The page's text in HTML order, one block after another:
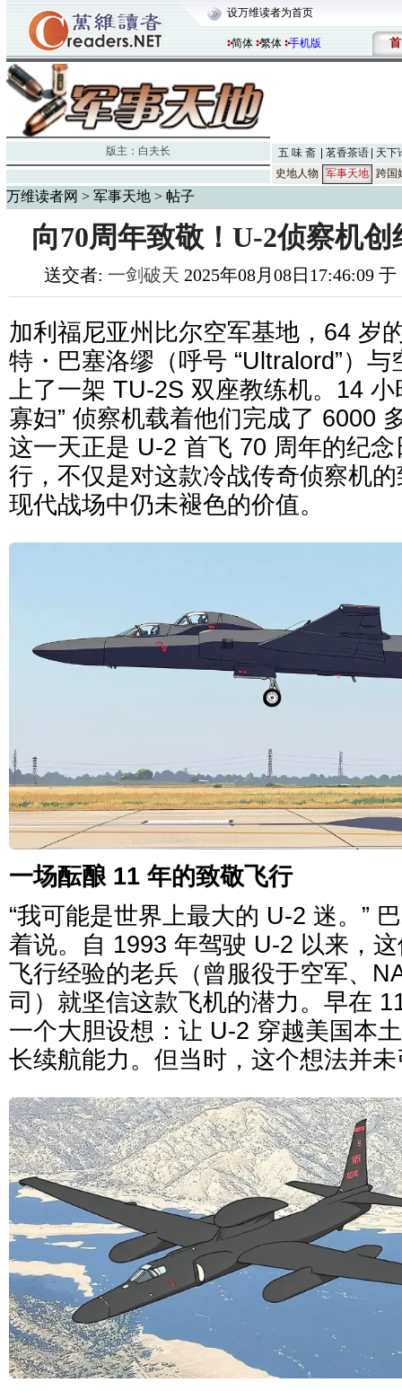
设万维读者为首页
简体 繁体 手机版 首
版主： 白夫长 五 味 斋 茗香茶语
天下
史地人物
军事天地 跨国
万维读者网 > 军事天地 > 帖子
向70周年致敬！U-2侦察机
送交者: 一剑破天 2025年08月08日17:46:09
加利福尼亚州比尔空军基地，64 岁
特・巴塞洛缪（呼号 “Ultralord”）与
上了一架 TU-2S 双座教练机。14 小
寡妇” 侦察机载着他们完成了 6000
这一天正是 U-2 首飞 70 周年的纪
行，不仅是对这款冷战传奇侦察机
现代战场中仍未褪色的价值。
一场酝酿 11 年的致敬飞行
“我可能是世界上最大的 U-2 迷。”
着说。自 1993 年驾驶 U-2 以来，
飞行经验的老兵（曾服役于空军、
司）就坚信这款飞机的潜力。早在
一个大胆设想：让 U-2 穿越美国本
长续航能力。但当时，这个想法并